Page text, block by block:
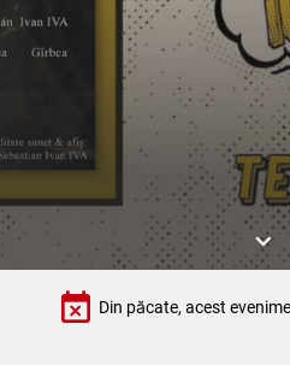
keyboard_arrow_down
event_busy Din păcate, acest